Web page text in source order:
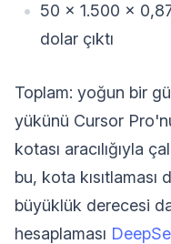
50 × 1.500 ×
dolar çıktı
Toplam: yoğun bir
yükünü Cursor
kotası aracılığıyla
bu, kota
büyüklük derecesi
hesaplaması